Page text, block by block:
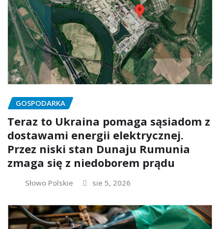
GOSPODARKA
Teraz to Ukraina pomaga sąsiadom z
dostawami energii elektrycznej.
Przez niski stan Dunaju Rumunia
zmaga się z niedoborem prądu
Słowo Polskie sie 5, 2026